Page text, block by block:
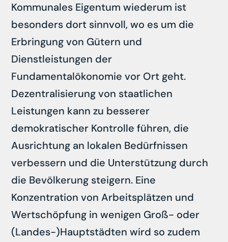
Kommunales Eigentum wiederum ist
besonders dort sinnvoll, wo es um die
Erbringung von Gütern und
Dienstleistungen der
Fundamentalökonomie vor Ort geht.
Dezentralisierung von staatlichen
Leistungen kann zu besserer
demokratischer Kontrolle führen, die
Ausrichtung an lokalen Bedürfnissen
verbessern und die Unterstützung durch
die Bevölkerung steigern. Eine
Konzentration von Arbeitsplätzen und
Wertschöpfung in wenigen Groß- oder
(Landes-)Hauptstädten wird so zudem